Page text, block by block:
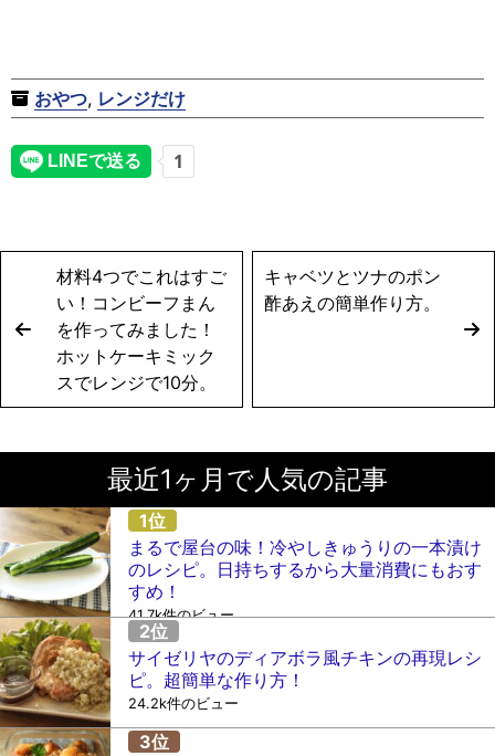
おやつ, レンジだけ
材料4つでこれはすご
い！コンビーフまん
を作ってみました！
ホットケーキミック
スでレンジで10分。
キャベツとツナのポン
酢あえの簡単作り方。
最近1ヶ月で人気の記事
まるで屋台の味！冷やしきゅうりの一本漬け
のレシピ。日持ちするから大量消費にもおす
すめ！
41.7k件のビュー
サイゼリヤのディアボラ風チキンの再現レシ
ピ。超簡単な作り方！
24.2k件のビュー